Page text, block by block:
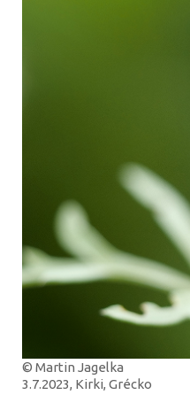
© Martin Jagelka
3.7.2023, Kirki, Grécko